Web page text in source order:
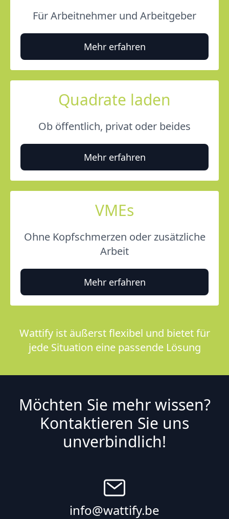
Für Arbeitnehmer und Arbeitgeber
Mehr erfahren
Quadrate laden
Ob öffentlich, privat oder beides
Mehr erfahren
VMEs
Ohne Kopfschmerzen oder zusätzliche
Arbeit
Mehr erfahren
Wattify ist äußerst flexibel und bietet für
jede Situation eine passende Lösung
Möchten Sie mehr wissen?
Kontaktieren Sie uns
unverbindlich!
info@wattify.be